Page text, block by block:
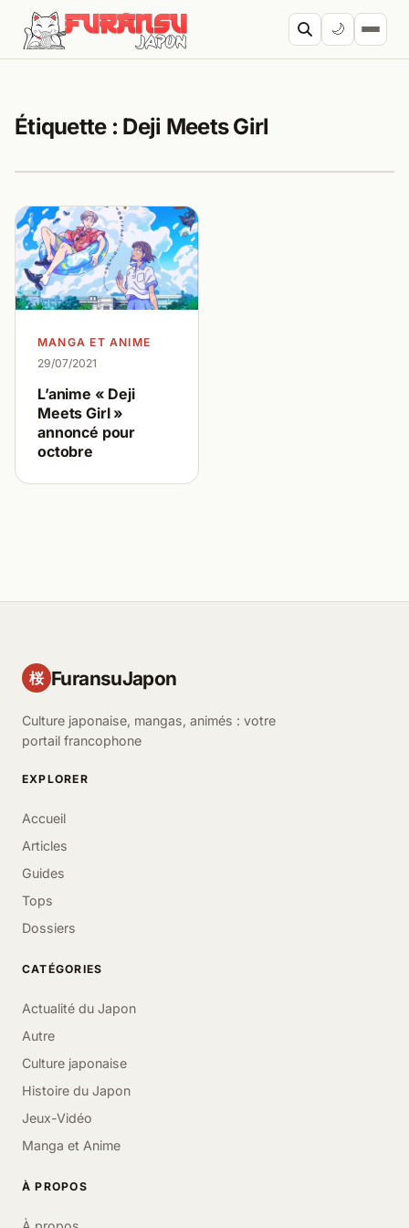
Aller au contenu
🌙
Étiquette : Deji Meets Girl
MANGA ET ANIME
29/07/2021
L’anime « Deji
Meets Girl »
annoncé pour
octobre
桜 FuransuJapon
Culture japonaise, mangas, animés : votre
portail francophone
EXPLORER
Accueil
Articles
Guides
Tops
Dossiers
CATÉGORIES
Actualité du Japon
Autre
Culture japonaise
Histoire du Japon
Jeux-Vidéo
Manga et Anime
À PROPOS